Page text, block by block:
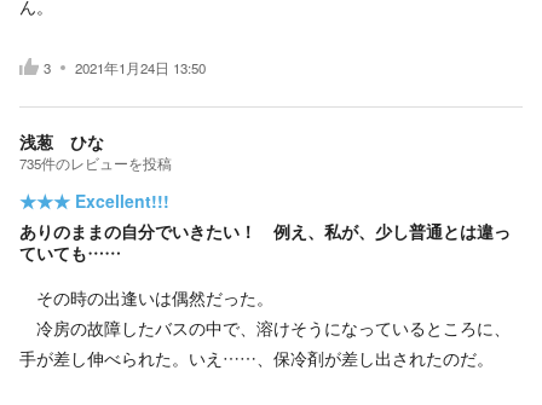
ん。
3 2021年1月24日 13:50
浅葱 ひな
735件のレビューを投稿
★★★ Excellent!!!
ありのままの自分でいきたい！ 例え、私が、少し普通とは違っ
ていても……
その時の出逢いは偶然だった。
冷房の故障したバスの中で、溶けそうになっているところに、
手が差し伸べられた。いえ……、保冷剤が差し出されたのだ。